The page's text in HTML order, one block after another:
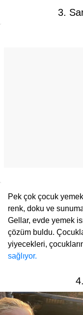
3.
Pek çok çocuk
renk, doku ve
Gellar, evde yemek
çözüm buldu.
yiyecekleri,
sağlıyor.